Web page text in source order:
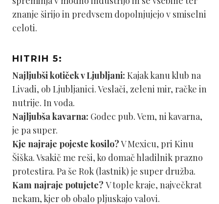
znanje širijo in predvsem dopolnjujejo v smiselni
celoti.
HITRIH 5:
Najljubši kotiček v Ljubljani: Kajak kanu klub na
Livadi, ob Ljubljanici. Veslači, zeleni mir, račke in
nutrije. In voda.
Najljubša kavarna: Godec pub. Vem, ni kavarna,
je pa super.
Kje najraje pojeste kosilo?V Mexicu, pri Kinu
Šiška. Vsakič me reši, ko domač hladilnik prazno
protestira. Pa še Rok (lastnik) je super družba.
Kam najraje potujete? V tople kraje, največkrat
nekam, kjer ob obalo pljuskajo valovi.